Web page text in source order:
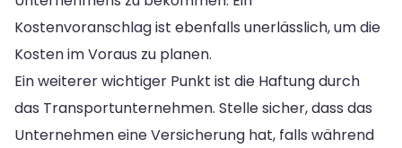
Kostenvoranschlag ist ebenfalls unerlässlich, um die
Kosten im Voraus zu planen.
Ein weiterer wichtiger Punkt ist die Haftung durch
das Transportunternehmen. Stelle sicher, dass das
Unternehmen eine Versicherung hat, falls während